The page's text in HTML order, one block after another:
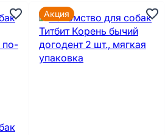
Акция